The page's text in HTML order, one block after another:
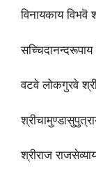
विनायकाय
सच्चिदानन्दरूपाय
वटवे लोकगुरवे
श्रीराज